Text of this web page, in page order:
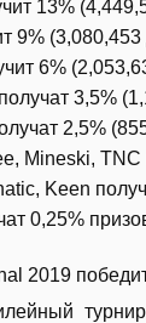
13%
9%
6%
3,5%
2,5%
Mineski,
Keen
0,25%